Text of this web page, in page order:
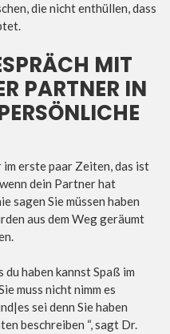
die nicht enthüllen, dass
MIT
PARTNER IN
erste paar Zeiten, das ist
dein Partner hat
sagen Sie müssen haben
aus dem Weg geräumt
du haben kannst Spaß im
muss nicht nimm es
sei denn Sie haben
beschreiben “, sagt Dr.